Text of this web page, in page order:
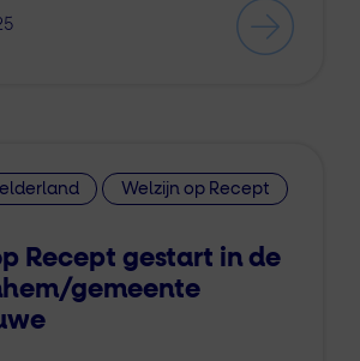
Welzijn op Recept
Recept gestart in de
gemeente